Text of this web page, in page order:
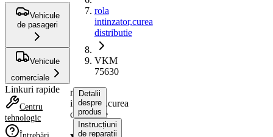
Vehicule
de pasageri
Vehicule
comerciale
Linkuri rapide
Centru
tehnologic
rola
intinzator,curea
distributie
VKM
75630
rola
intinzator,curea
distributie
Detalii
despre
produs
Instrucțiuni
de reparații